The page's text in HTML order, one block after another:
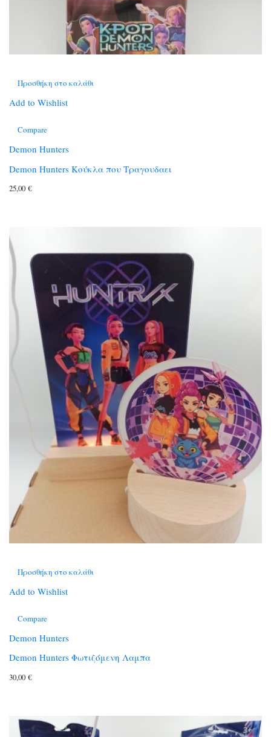
Προσθήκη στο καλάθι
Add to Wishlist
Compare
Demon Hunters
Demon Hunters Κούκλα που Τραγουδαει
25,00 €
Προσθήκη στο καλάθι
Add to Wishlist
Compare
Demon Hunters
Demon Hunters Φωτιζόμενη Λαμπα
30,00 €